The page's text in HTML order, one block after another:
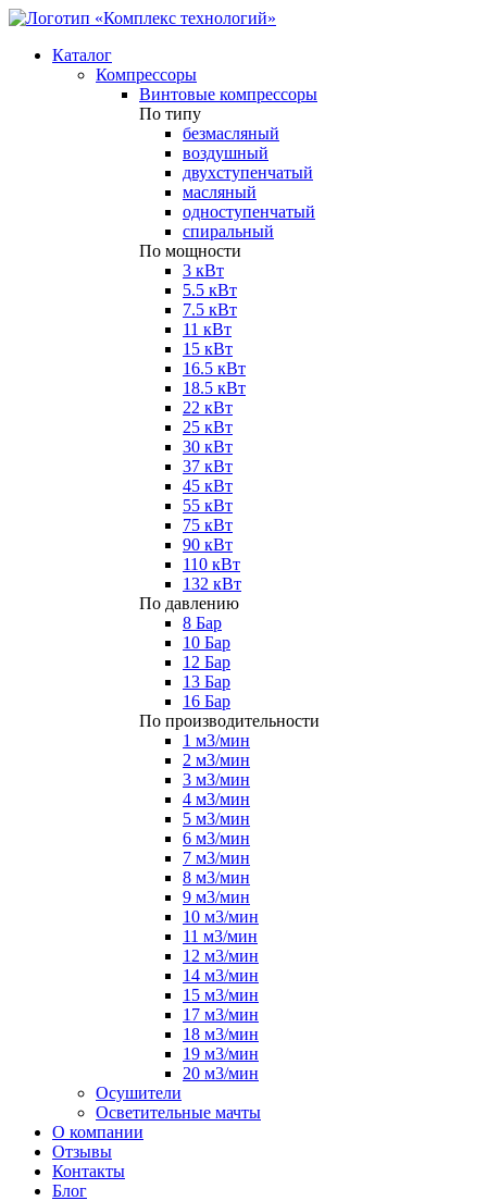
Каталог
Компрессоры
Винтовые компрессоры
По типу
безмасляный
воздушный
двухступенчатый
масляный
одноступенчатый
спиральный
По мощности
3 кВт
5.5 кВт
7.5 кВт
11 кВт
15 кВт
16.5 кВт
18.5 кВт
22 кВт
25 кВт
30 кВт
37 кВт
45 кВт
55 кВт
75 кВт
90 кВт
110 кВт
132 кВт
По давлению
8 Бар
10 Бар
12 Бар
13 Бар
16 Бар
По производительности
1 м3/мин
2 м3/мин
3 м3/мин
4 м3/мин
5 м3/мин
6 м3/мин
7 м3/мин
8 м3/мин
9 м3/мин
10 м3/мин
11 м3/мин
12 м3/мин
14 м3/мин
15 м3/мин
17 м3/мин
18 м3/мин
19 м3/мин
20 м3/мин
Осушители
Осветительные мачты
О компании
Отзывы
Контакты
Блог